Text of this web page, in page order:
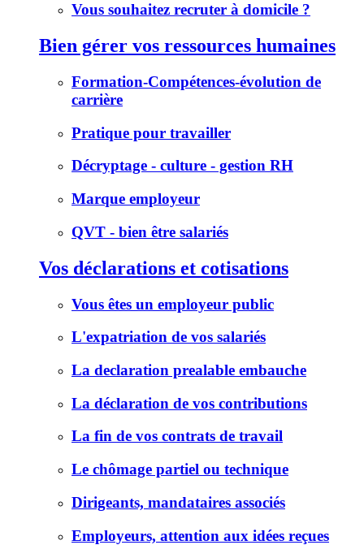
Vous souhaitez recruter à domicile ?
Bien gérer vos ressources humaines
Formation-Compétences-évolution de
carrière
Pratique pour travailler
Décryptage - culture - gestion RH
Marque employeur
QVT - bien être salariés
Vos déclarations et cotisations
Vous êtes un employeur public
L'expatriation de vos salariés
La declaration prealable embauche
La déclaration de vos contributions
La fin de vos contrats de travail
Le chômage partiel ou technique
Dirigeants, mandataires associés
Employeurs, attention aux idées reçues